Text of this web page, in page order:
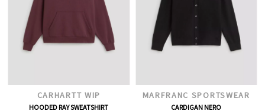
CARHARTT WIP
HOODED RAY SWEATSHIRT
MARFRANC SPORTSWEAR
CARDIGAN NERO